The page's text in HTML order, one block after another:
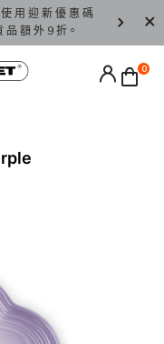
用 迎 新 優 惠 碼
品 額 外 9 折。
香 港 / 澳
0